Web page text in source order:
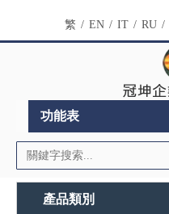
繁 / EN / IT / RU /
功能表
產品類別